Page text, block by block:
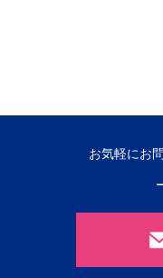
お気軽にお